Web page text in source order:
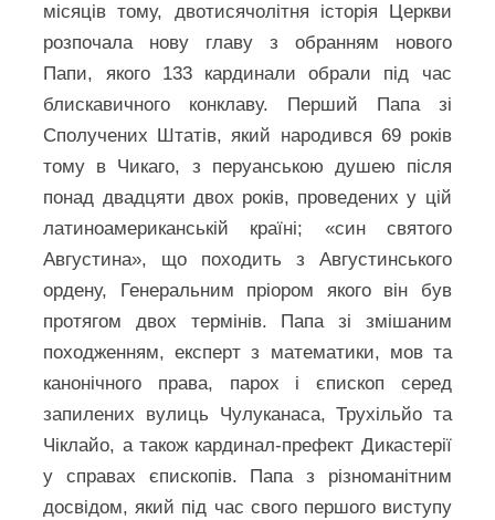
місяців тому, двотисячолітня історія Церкви
розпочала нову главу з обранням нового
Папи, якого 133 кардинали обрали під час
блискавичного конклаву. Перший Папа зі
Сполучених Штатів, який народився 69 років
тому в Чикаго, з перуанською душею після
понад двадцяти двох років, проведених у цій
латиноамериканській країні; «син святого
Августина», що походить з Августинського
ордену, Генеральним пріором якого він був
протягом двох термінів. Папа зі змішаним
походженням, експерт з математики, мов та
канонічного права, парох і єпископ серед
запилених вулиць Чулуканаса, Трухільйо та
Чіклайо, а також кардинал-префект Дикастерії
у справах єпископів. Папа з різноманітним
досвідом, який під час свого першого виступу